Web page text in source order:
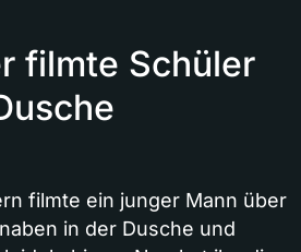
filmte Schüler
filmte ein junger Mann über
in der Dusche und